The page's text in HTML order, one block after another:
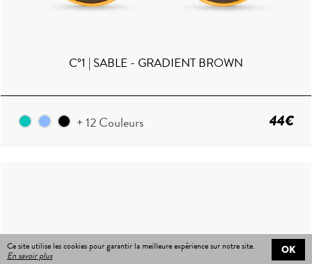
C°1 | SABLE - GRADIENT BROWN
+ 12 Couleurs 44€
Ce site utilise les cookies pour garantir la meilleure expérience sur notre site.
En savoir plus
OK